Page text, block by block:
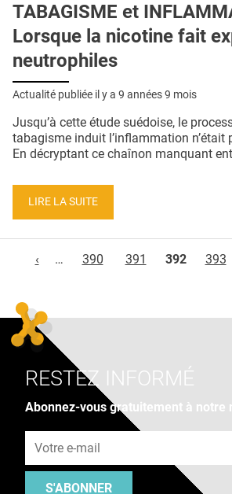
TABAGISME et
Lorsque la nicotine fait
neutrophiles
Actualité publiée il y a 9 années 9 mois
Jusqu’à cette étude suédoise, le
tabagisme induit l’inflammation n’était
En décryptant ce chaînon manquant
LIRE LA SUITE
‹
… 390 391 392 393
RESTEZ INFORMÉ
Abonnez-vous gratuitement à notre
S'ABONNER